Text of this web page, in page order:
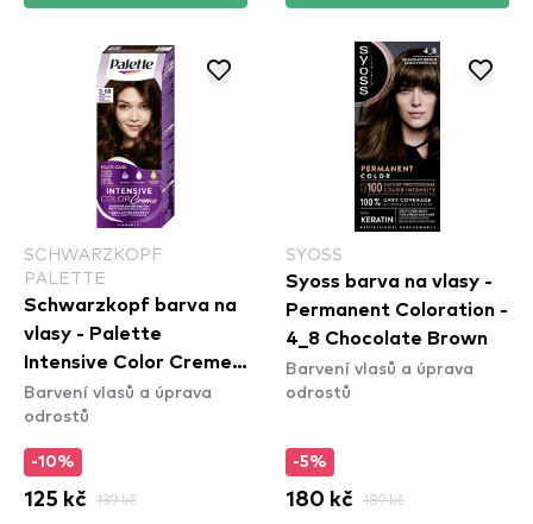
SCHWARZKOPF
PALETTE
Schwarzkopf barva na
vlasy - Palette
Intensive Color Creme -
3-68 Dark Mahogany
Barvení vlasů a úprava
odrostů
-10%
125 kč 139 kč
SYOSS
Syoss barva na vlasy -
Permanent Coloration -
4_8 Chocolate Brown
Barvení vlasů a úprava
odrostů
-5%
180 kč 189 kč